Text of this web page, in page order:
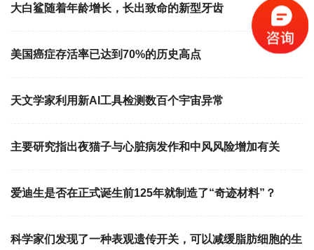
大白鲨随着年龄增长，长出致命的新型牙齿
美国癌症存活率已达到70%的历史高点
天文学家利用新AI工具检测数百个宇宙异常
主要研究指出夜猫子与心脏病发作和中风风险增加有关
爱迪生是否在正式诞生前125年就制造了“奇迹材料”？
科学家们发现了一种表观遗传开关，可以减缓脂肪细胞的生